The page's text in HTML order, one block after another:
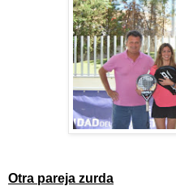
Otra pareja zurda